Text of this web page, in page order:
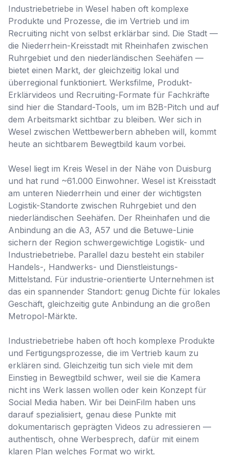
Industriebetriebe in Wesel haben oft komplexe
Produkte und Prozesse, die im Vertrieb und im
Recruiting nicht von selbst erklärbar sind. Die Stadt —
die Niederrhein-Kreisstadt mit Rheinhafen zwischen
Ruhrgebiet und den niederländischen Seehäfen —
bietet einen Markt, der gleichzeitig lokal und
überregional funktioniert. Werksfilme, Produkt-
Erklärvideos und Recruiting-Formate für Fachkräfte
sind hier die Standard-Tools, um im B2B-Pitch und auf
dem Arbeitsmarkt sichtbar zu bleiben. Wer sich in
Wesel zwischen Wettbewerbern abheben will, kommt
heute an sichtbarem Bewegtbild kaum vorbei.
Wesel liegt im Kreis Wesel in der Nähe von Duisburg
und hat rund ~61.000 Einwohner. Wesel ist Kreisstadt
am unteren Niederrhein und einer der wichtigsten
Logistik-Standorte zwischen Ruhrgebiet und den
niederländischen Seehäfen. Der Rheinhafen und die
Anbindung an die A3, A57 und die Betuwe-Linie
sichern der Region schwergewichtige Logistik- und
Industriebetriebe. Parallel dazu besteht ein stabiler
Handels-, Handwerks- und Dienstleistungs-
Mittelstand. Für industrie-orientierte Unternehmen ist
das ein spannender Standort: genug Dichte für lokales
Geschäft, gleichzeitig gute Anbindung an die großen
Metropol-Märkte.
Industriebetriebe haben oft hoch komplexe Produkte
und Fertigungsprozesse, die im Vertrieb kaum zu
erklären sind. Gleichzeitig tun sich viele mit dem
Einstieg in Bewegtbild schwer, weil sie die Kamera
nicht ins Werk lassen wollen oder kein Konzept für
Social Media haben. Wir bei DeinFilm haben uns
darauf spezialisiert, genau diese Punkte mit
dokumentarisch geprägten Videos zu adressieren —
authentisch, ohne Werbesprech, dafür mit einem
klaren Plan welches Format wo wirkt.